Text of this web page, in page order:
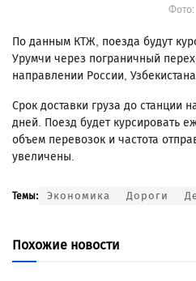
Фото:
По данным КТЖ, поезда будут
Урумчи через пограничный
направлении России,
Срок доставки груза до станции
дней. Поезд будет курсировать
объем перевозок и частота
увеличены.
Темы: Экономика Дороги
Похожие новости